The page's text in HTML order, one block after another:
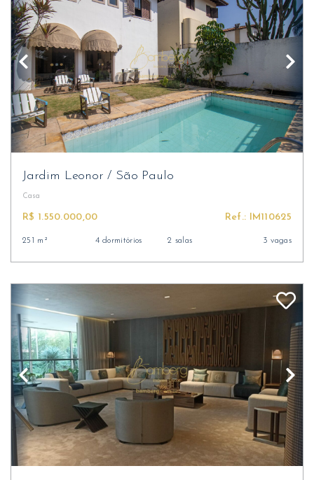
Jardim Leonor/ São Paulo
Casa
R$ 1.550.000,00 Ref.: IM110625
251 m² 4 dormitórios 2 salas 3 vagas